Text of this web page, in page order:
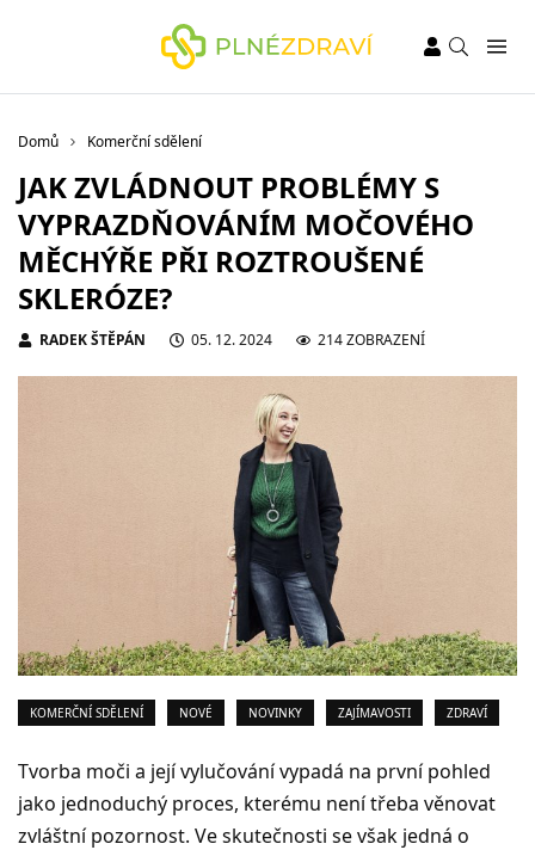
Domů Komerční sdělení
JAK ZVLÁDNOUT PROBLÉMY S
VYPRAZDŇOVÁNÍM MOČOVÉHO
MĚCHÝŘE PŘI ROZTROUŠENÉ
SKLERÓZE?
RADEK ŠTĚPÁN 05. 12. 2024 214 ZOBRAZENÍ
KOMERČNÍ SDĚLENÍ NOVÉ NOVINKY ZAJÍMAVOSTI ZDRAVÍ
Tvorba moči a její vylučování vypadá na první pohled
jako jednoduchý proces, kterému není třeba věnovat
zvláštní pozornost. Ve skutečnosti se však jedná o